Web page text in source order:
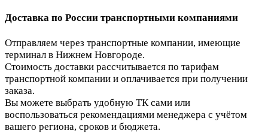
Доставка по России транспортными компаниями
Отправляем через транспортные компании, имеющие
терминал в Нижнем Новгороде.
Стоимость доставки рассчитывается по тарифам
транспортной компании и оплачивается при получении
заказа.
Вы можете выбрать удобную ТК сами или
воспользоваться рекомендациями менеджера с учётом
вашего региона, сроков и бюджета.